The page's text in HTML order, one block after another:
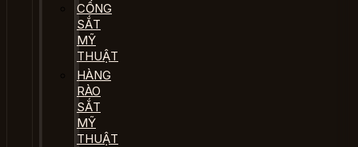
CỔNG
SẮT
MỸ
THUẬT
HÀNG
RÀO
SẮT
MỸ
THUẬT